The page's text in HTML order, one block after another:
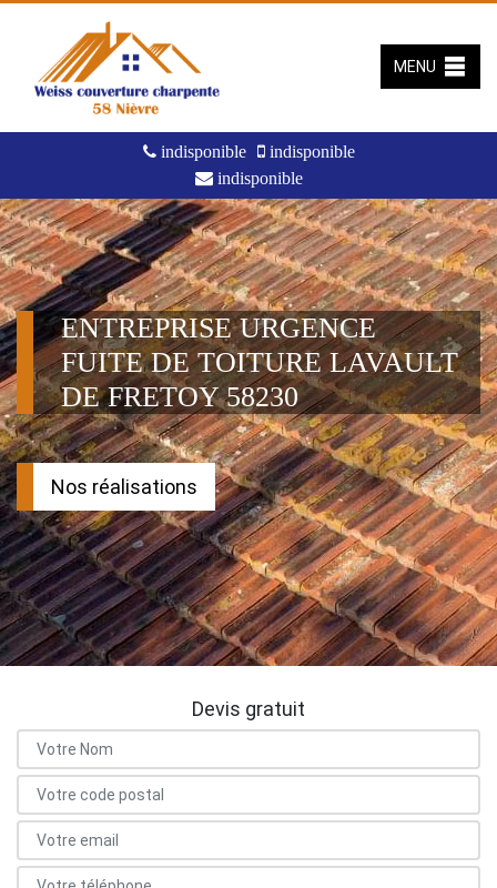
indisponible
indisponible
indisponible
MENU
ENTREPRISE URGENCE
FUITE DE TOITURE LAVAULT
DE FRETOY 58230
Nos réalisations
Devis gratuit